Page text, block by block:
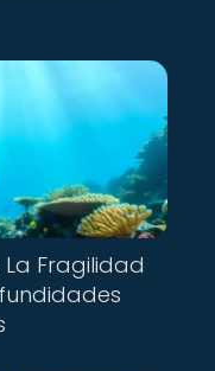
La Fragilidad